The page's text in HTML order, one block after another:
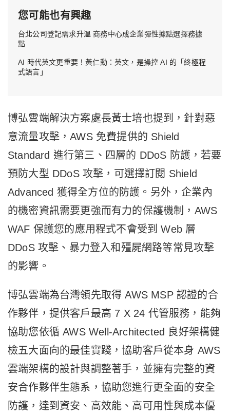
您可能也有興趣
台北公司登記需求升溫 商務中心成企業彈性據點選擇務據
點
AI 時代英文更重要！黃仁勳：英文，是操控 AI 的「終極程
式語言」
博弘雲端解決方案處長黃士培也提到，針對惡
意流量攻擊，AWS 免費提供的 Shield
Standard 進行第三、四層的 DDoS 防護，若要
預防大型 DDoS攻擊，可選擇訂閱 Shield
Advanced 獲得全方位的防護。另外，企業內
的機密資訊需要更強而有力的保護機制， AWS
WAF 保護您的應用程式不會受到 Web 層
DDoS 攻擊、暴力登入和殭屍網路等常見攻擊
的影響。
博弘雲端為台灣領先取得 AWS MSP認證的合
作夥伴，提供客戶最高 7 X 24 代管服務 ，能夠
協助您依循AWS Well-Architected 良好架構健
檢五大面向的最佳實踐，協助客戶從本身 AWS
雲端架構的設計與調整著手，並擁有完整的資
安合作夥伴生態系，協助您進行更全面的安全
防護，達到資安、高效能、高可用性與成本優